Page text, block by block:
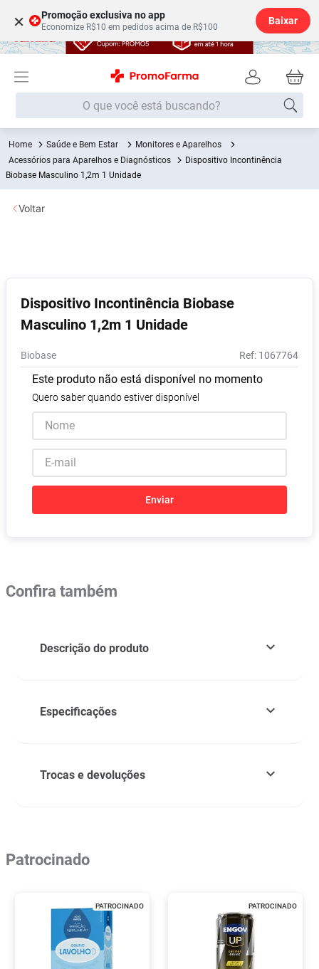
× Promoção exclusiva no app
Economize R$10 em pedidos acima de R$100
Baixar
O que você está buscando?
Saúde e Bem Estar
Monitores e Aparelhos
Acessórios para Aparelhos e Diagnósticos
Dispositivo Incontinência
Biobase Masculino 1,2m 1 Unidade
Dispositivo Incontinência Biobase
Masculino 1,2m 1 Unidade
Biobase : 1067764
Este produto não está disponível no momento
Quero saber quando estiver disponível
Enviar
Voltar
Confira também
Descrição do produto
Especificações
Trocas e devoluções
Patrocinado
PATROCINADO PATROCINADO
Termos mais buscados
1º Fralda
7
Absorvente
9º
10º Lavitan